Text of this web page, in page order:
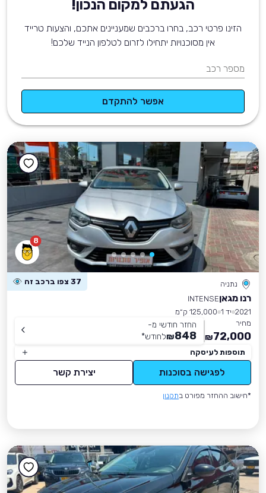
הגעתם למקום הנכון!
הזינו פרטי רכב, בחרו ברכבים שמעניינים אתכם, והצעות טרייד
אין מסוכנויות יתחילו לזרום לטלפון הנייד שלכם!
מספר רכב
אפשר להתקדם
8
נתניה 37 צפו ברכב זה
רנו מגאןINTENSE
2021 יד 1
125,000 ק״מ
מחיר
72,000
₪
החזר חודשי מ-
848
₪לחודש*
תוספות לעיסקה
לפגישה בסוכנות יצירת קשר
*חישוב ההחזר מפורט בתקנון